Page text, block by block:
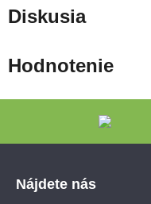
Diskusia
Hodnotenie
Nájdete nás